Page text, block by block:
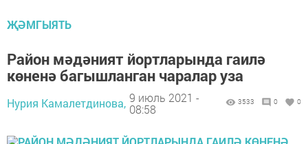
ҖӘМГЫЯТЬ
Район мәдәният йортларында гаилә
көненә багышланган чаралар уза
Нурия Камалетдинова, 9 июль 2021 -
08:58
3533 0 0